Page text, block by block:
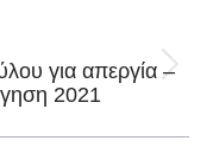
για απεργία –
2021